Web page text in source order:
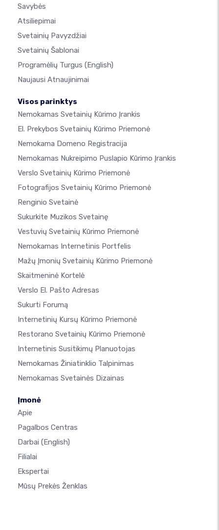
Savybės
Atsiliepimai
Svetainių Pavyzdžiai
Svetainių Šablonai
Programėlių Turgus (English)
Naujausi Atnaujinimai
Visos parinktys
Nemokamas Svetainių Kūrimo Įrankis
El. Prekybos Svetainių Kūrimo Priemonė
Nemokama Domeno Registracija
Nemokamas Nukreipimo Puslapio Kūrimo Įrankis
Verslo Svetainių Kūrimo Priemonė
Fotografijos Svetainių Kūrimo Priemonė
Renginio Svetainė
Sukurkite Muzikos Svetainę
Vestuvių Svetainių Kūrimo Priemonė
Nemokamas Internetinis Portfelis
Mažų Įmonių Svetainių Kūrimo Priemonė
Skaitmeninė Kortelė
Verslo El. Pašto Adresas
Sukurti Forumą
Internetinių Kursų Kūrimo Priemonė
Restorano Svetainių Kūrimo Priemonė
Internetinis Susitikimų Planuotojas
Nemokamas Žiniatinklio Talpinimas
Nemokamas Svetainės Dizainas
Įmonė
Apie
Pagalbos Centras
Darbai (English)
Filialai
Ekspertai
Mūsų Prekės Ženklas